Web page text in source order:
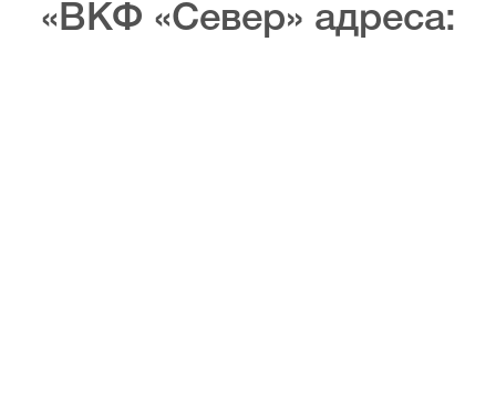
«ВКФ «Север» адреса: